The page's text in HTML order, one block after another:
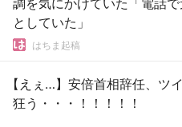
調を気にかけていた「電話で
としていた」
はちま起稿
【えぇ…】安倍首相辞任、ツ
狂う・・・！！！！！